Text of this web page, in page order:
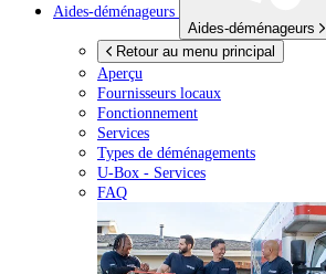
Aides-déménageurs
Aides-déménageurs
Retour au menu principal
Aperçu
Fournisseurs locaux
Fonctionnement
Services
Types de déménagements
U-Box - Services
FAQ